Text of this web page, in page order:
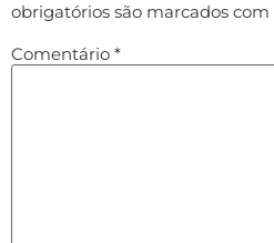
obrigatórios são marcados com
Comentário *